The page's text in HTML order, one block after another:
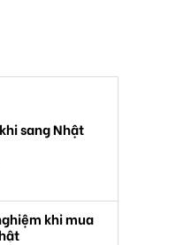
sang Nhật
khi mua